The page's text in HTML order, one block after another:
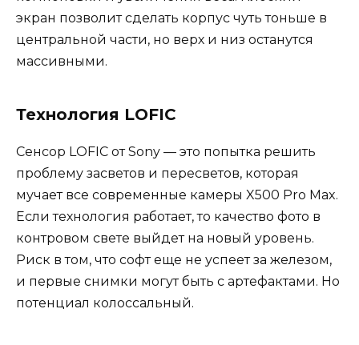
экран позволит сделать корпус чуть тоньше в
центральной части, но верх и низ останутся
массивными.
Технология LOFIC
Сенсор LOFIC от Sony — это попытка решить
проблему засветов и пересветов, которая
мучает все современные камеры X500 Pro Max.
Если технология работает, то качество фото в
контровом свете выйдет на новый уровень.
Риск в том, что софт еще не успеет за железом,
и первые снимки могут быть с артефактами. Но
потенциал колоссальный.